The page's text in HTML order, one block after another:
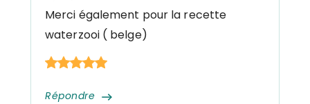
Répondre
Merci également pour la recette
waterzooi ( belge)